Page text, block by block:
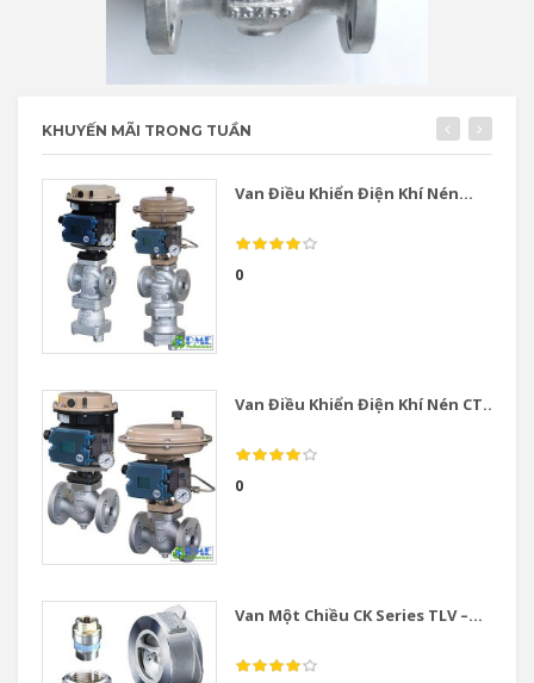
KHUYẾN MÃI TRONG TUẦN
Van Điều Khiển Điện Khí Nén...
0
Van Điều Khiển Điện Khí Nén CT...
0
Van Một Chiều CK Series TLV –...